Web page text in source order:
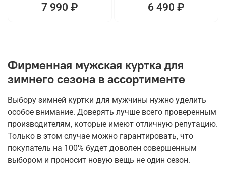
7 990 ₽ 6 490 ₽
Фирменная мужская куртка для
зимнего сезона в ассортименте
Выбору зимней куртки для мужчины нужно уделить
особое внимание. Доверять лучше всего проверенным
производителям, которые имеют отличную репутацию.
Только в этом случае можно гарантировать, что
покупатель на 100% будет доволен совершенным
выбором и проносит новую вещь не один сезон.